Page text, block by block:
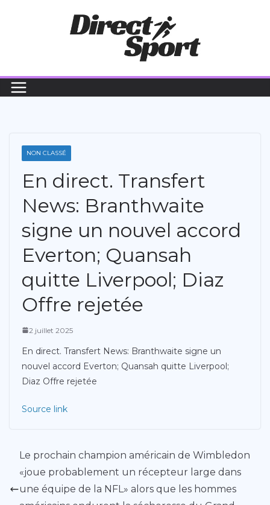
NON CLASSÉ
En direct. Transfert
News: Branthwaite
signe un nouvel accord
Everton; Quansah
quitte Liverpool; Diaz
Offre rejetée
2 juillet 2025
En direct. Transfert News: Branthwaite signe un
nouvel accord Everton; Quansah quitte Liverpool;
Diaz Offre rejetée
Source link
Le prochain champion américain de Wimbledon
«joue probablement un récepteur large dans
une équipe de la NFL» alors que les hommes